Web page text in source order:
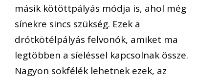
másik kötöttpályás módja is, ahol még
sínekre sincs szükség. Ezek a
drótkötélpályás felvonók, amiket ma
legtöbben a síeléssel kapcsolnak össze.
Nagyon sokfélék lehetnek ezek, az